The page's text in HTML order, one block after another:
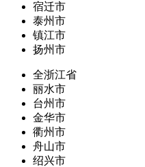
宿迁市
泰州市
镇江市
扬州市
全浙江省
丽水市
台州市
金华市
衢州市
舟山市
绍兴市